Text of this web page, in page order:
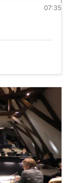
07:35